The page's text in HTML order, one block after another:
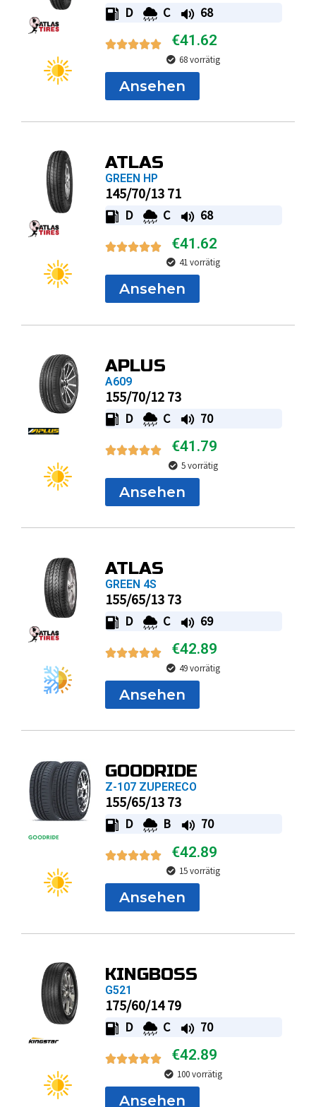
D C 68
€41.62
68 vorrätig
Ansehen
ATLAS
GREEN HP
145/70/13 71
D C 68
€41.62
41 vorrätig
Ansehen
APLUS
A609
155/70/12 73
D C 70
€41.79
5 vorrätig
Ansehen
ATLAS
GREEN 4S
155/65/13 73
D C 69
€42.89
49 vorrätig
Ansehen
GOODRIDE
Z-107 ZUPERECO
155/65/13 73
D B 70
€42.89
15 vorrätig
Ansehen
KINGBOSS
G521
175/60/14 79
D C 70
€42.89
100 vorrätig
Ansehen